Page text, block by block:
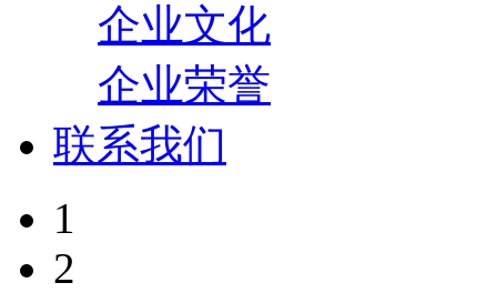
企业文化
企业荣誉
联系我们
1
2